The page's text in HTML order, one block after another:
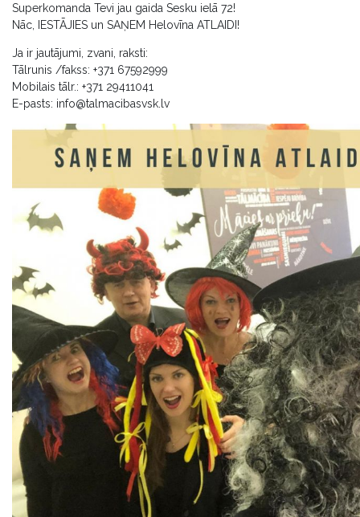
Superkomanda Tevi jau gaida Sesku ielā 72!
Nāc, IESTĀJIES un SAŅEM Helovīna ATLAIDI!
Ja ir jautājumi, zvani, raksti:
Tālrunis /fakss: +371 67592999
Mobilais tālr.: +371 29411041
E-pasts: info@talmacibasvsk.lv